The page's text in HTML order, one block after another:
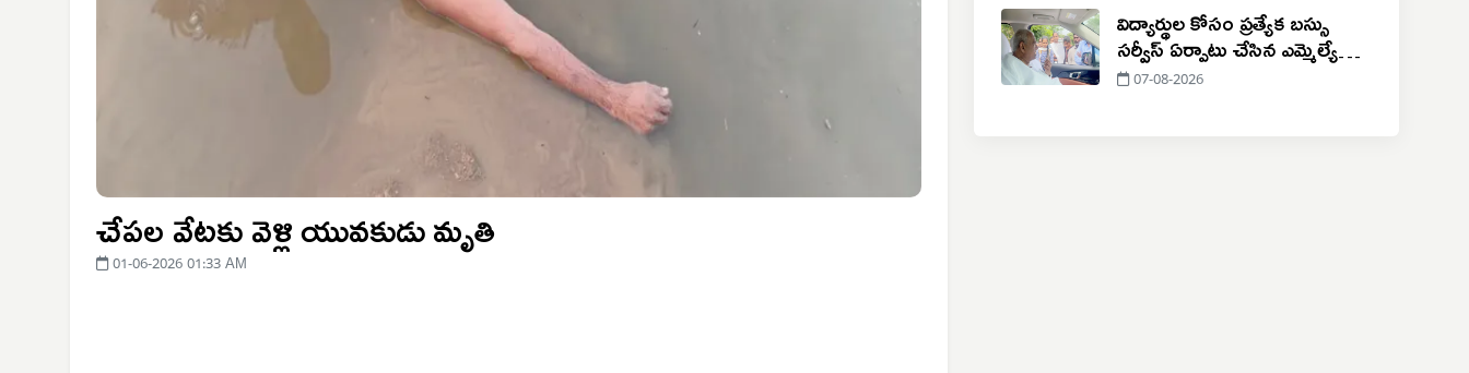
చేపల వేటకు వెళ్లి యువకుడు మృతి
01-06-2026 01:33 AM
విద్యార్థుల కోసం ప్రత్యేక బస్సు
సర్వీస్ ఏర్పాటు చేసిన ఎమ్మెల్యే
పోచారం
07-08-2026